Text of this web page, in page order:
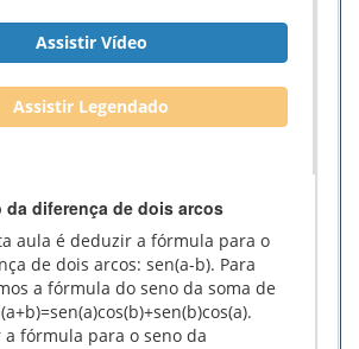
Assistir Vídeo
Assistir Legendado
da diferença de dois arcos
aula é deduzir a fórmula para o
de dois arcos: sen(a-b). Para
a fórmula do seno da soma de
a fórmula para o seno da